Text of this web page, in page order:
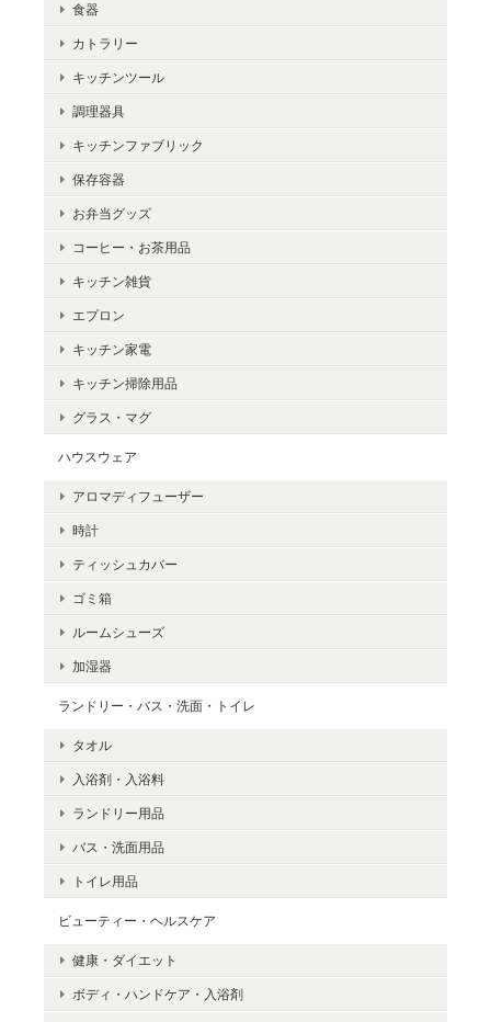
食器
カトラリー
キッチンツール
調理器具
キッチンファブリック
保存容器
お弁当グッズ
コーヒー・お茶用品
キッチン雑貨
エプロン
キッチン家電
キッチン掃除用品
グラス・マグ
ハウスウェア
アロマディフューザー
時計
ティッシュカバー
ゴミ箱
ルームシューズ
加湿器
ランドリー・バス・洗面・トイレ
タオル
入浴剤・入浴料
ランドリー用品
バス・洗面用品
トイレ用品
ビューティー・ヘルスケア
健康・ダイエット
ボディ・ハンドケア・入浴剤